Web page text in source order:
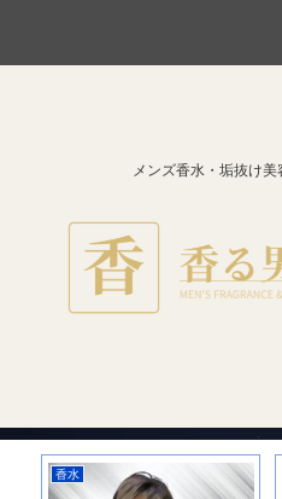
メンズ香水・垢抜け
香水